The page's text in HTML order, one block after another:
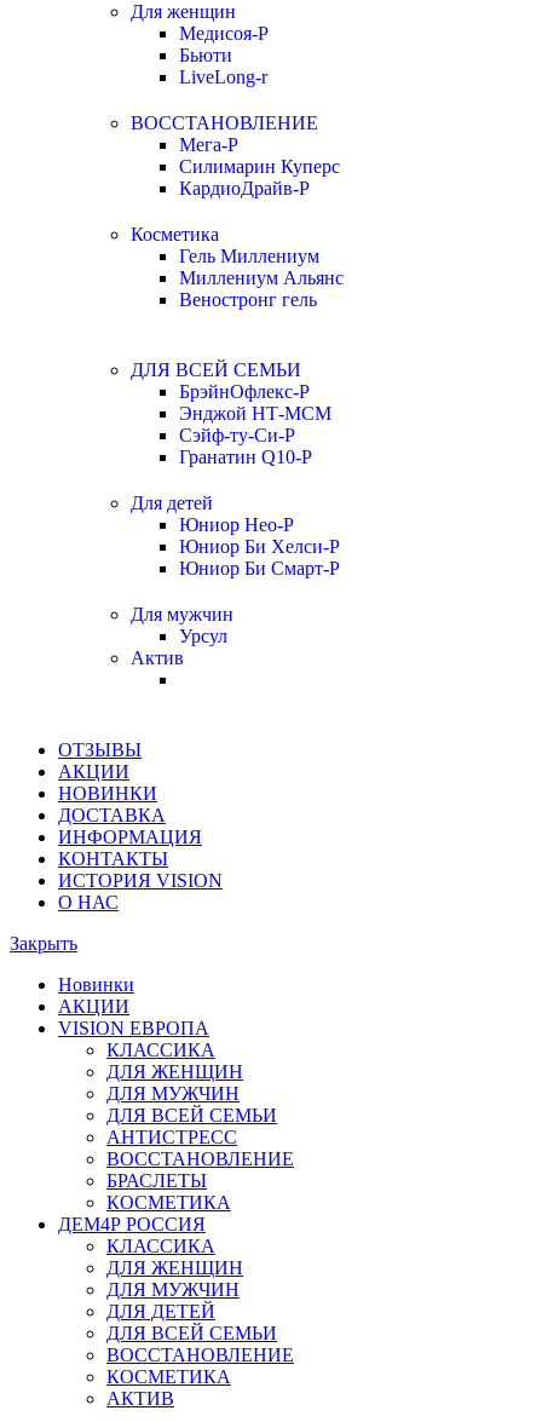
Для женщин
Медисоя-Р
Бьюти
LiveLong-r
ВОССТАНОВЛЕНИЕ
Мега-Р
Силимарин Куперс
КардиоДрайв-Р
Косметика
Гель Миллениум
Миллениум Альянс
Веностронг гель
ДЛЯ ВСЕЙ СЕМЬИ
БрэйнОфлекс-Р
Энджой НТ-МСМ
Сэйф-ту-Си-Р
Гранатин Q10-Р
Для детей
Юниор Нео-Р
Юниор Би Хелси-Р
Юниор Би Смарт-Р
Для мужчин
Урсул
Актив
ОТЗЫВЫ
АКЦИИ
НОВИНКИ
ДОСТАВКА
ИНФОРМАЦИЯ
КОНТАКТЫ
ИСТОРИЯ VISION
О НАС
Закрыть
Новинки
АКЦИИ
VISION ЕВРОПА
КЛАССИКА
ДЛЯ ЖЕНЩИН
ДЛЯ МУЖЧИН
ДЛЯ ВСЕЙ СЕМЬИ
АНТИСТРЕСС
ВОССТАНОВЛЕНИЕ
БРАСЛЕТЫ
КОСМЕТИКА
ДЕМ4Р РОССИЯ
КЛАССИКА
ДЛЯ ЖЕНЩИН
ДЛЯ МУЖЧИН
ДЛЯ ДЕТЕЙ
ДЛЯ ВСЕЙ СЕМЬИ
ВОССТАНОВЛЕНИЕ
КОСМЕТИКА
АКТИВ